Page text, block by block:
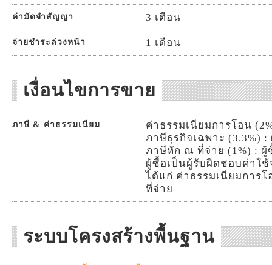
ค่ามัดจำสัญญา 3 เดือน
จ่ายชำระล่วงหน้า 1 เดือน
เงื่อนไขการขาย
ภาษี & ค่าธรรมเนียม
ค่าธรรมเนียมการโอน
ภาษีธุรกิจเฉพาะ (3.3%)
ภาษีหัก ณ ที่จ่าย (1%) : ผู้
ผู้ซื้อเป็นผู้รับผิดชอบค่าใ
ได้แก่ ค่าธรรมเนียมการ
ที่จ่าย
ระบบโครงสร้างพื้นฐาน